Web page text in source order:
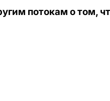
потокам о том,